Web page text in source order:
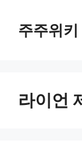
주주위키
라이언